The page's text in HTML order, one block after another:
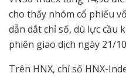
cho thấy nhóm cổ phiếu
dẫn dắt chỉ số, dù lực cầu
phiên giao dịch ngày 21/
Trên HNX, chỉ số HNX-